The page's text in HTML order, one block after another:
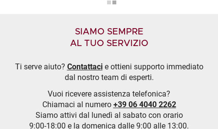
SIAMO SEMPRE
AL TUO SERVIZIO
Ti serve aiuto? Contattacie ottieni supporto immediato
dal nostro team di esperti.
Vuoi ricevere assistenza telefonica?
Chiamaci al numero +39 06 4040 2262
Siamo attivi dal lunedì al sabato con orario
9:00-18:00 e la domenica dalle 9:00 alle 13:00.